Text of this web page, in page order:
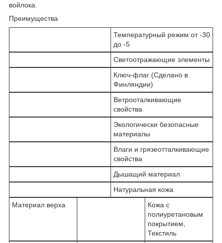
войлока.
Преимущества
Температурный режим от -30
до -5
Светоотражающие элементы
Ключ-флаг (Сделано в
Финляндии)
Ветрооталкивающие
свойства
Экологически безопасные
материалы
Влаги и грязеотталкивающие
свойства
Дышащий материал
Натуральная кожа
Материал верха
Кожа с
полиуретановым
покрытием,
Текстиль